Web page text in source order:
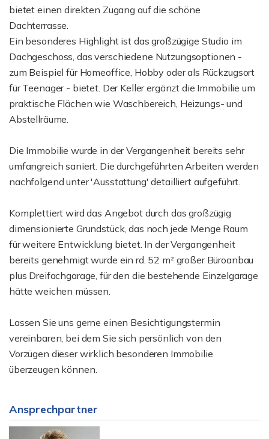
bietet einen direkten Zugang auf die schöne
Dachterrasse.
Ein besonderes Highlight ist das großzügige Studio im
Dachgeschoss, das verschiedene Nutzungsoptionen -
zum Beispiel für Homeoffice, Hobby oder als Rückzugsort
für Teenager - bietet. Der Keller ergänzt die Immobilie um
praktische Flächen wie Waschbereich, Heizungs- und
Abstellräume.
Die Immobilie wurde in der Vergangenheit bereits sehr
umfangreich saniert. Die durchgeführten Arbeiten werden
nachfolgend unter 'Ausstattung' detailliert aufgeführt.
Komplettiert wird das Angebot durch das großzügig
dimensionierte Grundstück, das noch jede Menge Raum
für weitere Entwicklung bietet. In der Vergangenheit
bereits genehmigt wurde ein rd. 52 m² großer Büroanbau
plus Dreifachgarage, für den die bestehende Einzelgarage
hätte weichen müssen.
Lassen Sie uns gerne einen Besichtigungstermin
vereinbaren, bei dem Sie sich persönlich von den
Vorzügen dieser wirklich besonderen Immobilie
überzeugen können.
Ansprechpartner